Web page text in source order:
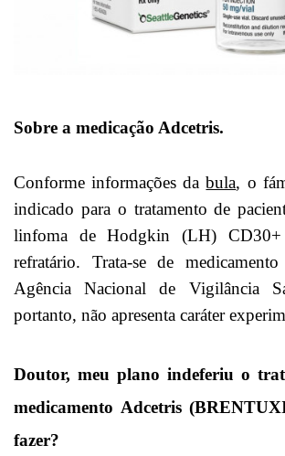
Sobre a medicação Adcetris.
Conforme informações dabula, o
indicado para o tratamento de
linfoma de Hodgkin (LH) CD30+
refratário. Trata-se de
Agência Nacional de Vigilância
portanto, não apresenta caráter
Doutor, meu plano indeferiu o
medicamento Adcetris
fazer?